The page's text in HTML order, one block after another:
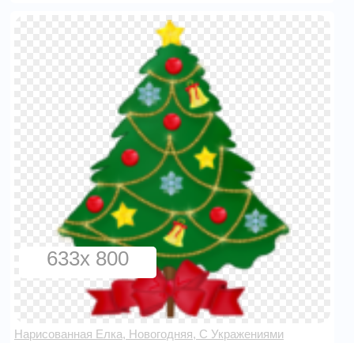
633x 800
Нарисованная Елка, Новогодняя, С Укражениями